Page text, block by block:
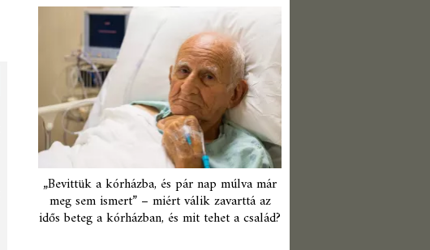
„Bevittük a kórházba, és pár nap múlva már
meg sem ismert” – miért válik zavarttá az
idős beteg a kórházban, és mit tehet a család?